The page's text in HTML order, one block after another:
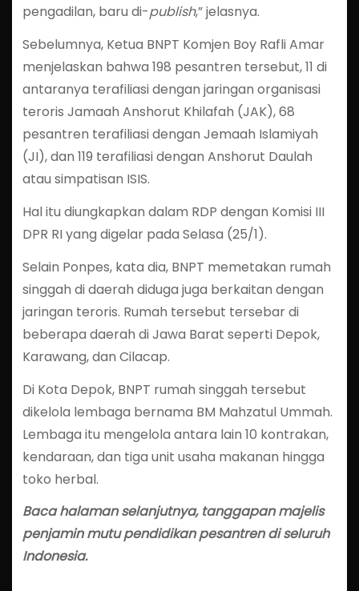
pengadilan, baru di-publish,” jelasnya.
Sebelumnya, Ketua BNPT Komjen Boy Rafli Amar
menjelaskan bahwa 198 pesantren tersebut, 11 di
antaranya terafiliasi dengan jaringan organisasi
teroris Jamaah Anshorut Khilafah (JAK), 68
pesantren terafiliasi dengan Jemaah Islamiyah
(JI), dan 119 terafiliasi dengan Anshorut Daulah
atau simpatisan ISIS.
Hal itu diungkapkan dalam RDP dengan Komisi III
DPR RI yang digelar pada Selasa (25/1).
Selain Ponpes, kata dia, BNPT memetakan rumah
singgah di daerah diduga juga berkaitan dengan
jaringan teroris. Rumah tersebut tersebar di
beberapa daerah di Jawa Barat seperti Depok,
Karawang, dan Cilacap.
Di Kota Depok, BNPT rumah singgah tersebut
dikelola lembaga bernama BM Mahzatul Ummah.
Lembaga itu mengelola antara lain 10 kontrakan,
kendaraan, dan tiga unit usaha makanan hingga
toko herbal.
Baca halaman selanjutnya, tanggapan majelis
penjamin mutu pendidikan pesantren di seluruh
Indonesia.